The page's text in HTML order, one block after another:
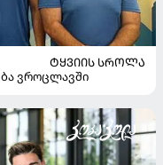
ᲢᲧᲕᲘᲘᲡ ᲡᲠᲝᲚᲐ
ვროცლავში